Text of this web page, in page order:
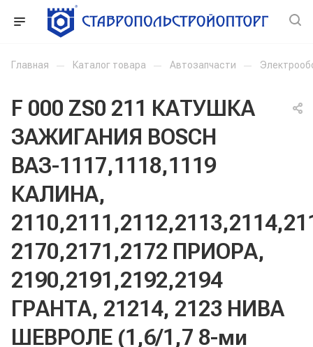
Главная — Каталог товара — Автозапчасти —
F 000 ZS0 211 КАТУШКА
ЗАЖИГАНИЯ BOSCH
ВАЗ-1117,1118,1119
КАЛИНА,
2170,2171,2172 ПРИОРА,
2190,2191,2192,2194
ГРАНТА, 21214, 2123 НИВА
ШЕВРОЛЕ (1,6/1,7 8-ми